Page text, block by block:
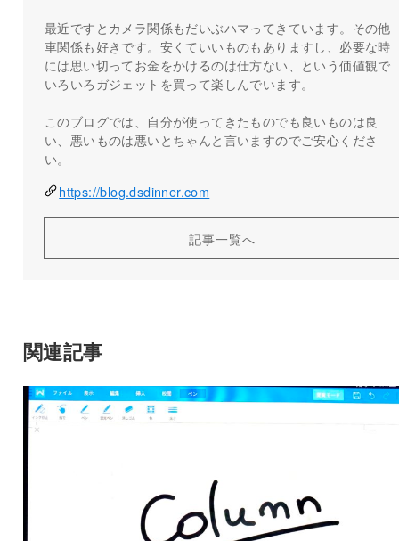
最近ですとカメラ関係もだいぶハマってきています。その他
車関係も好きです。安くていいものもありますし、必要な時
には思い切ってお金をかけるのは仕方ない、という価値観で
いろいろガジェットを買って楽しんでいます。
このブログでは、自分が使ってきたものでも良いものは良
い、悪いものは悪いとちゃんと言いますのでご安心くださ
い。
https://blog.dsdinner.com
記事一覧へ
関連記事